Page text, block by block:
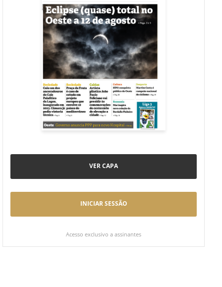
VER CAPA
INICIAR SESSÃO
Acesso exclusivo a assinantes